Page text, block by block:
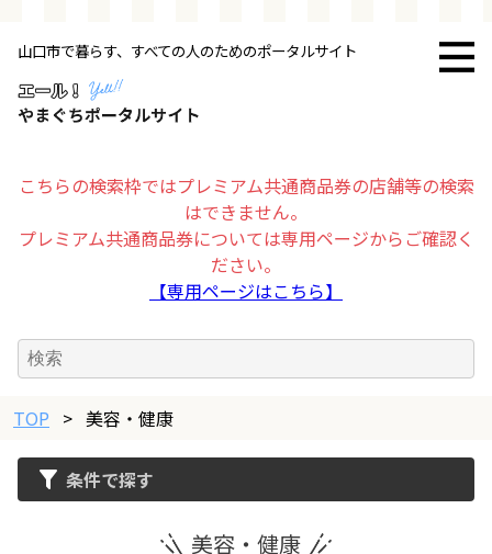
山口市で暮らす、すべての人のためのポータルサイト
こちらの検索枠ではプレミアム共通商品券の店舗等の検索
はできません。
プレミアム共通商品券については専用ページからご確認く
ださい。
【専用ページはこちら】
トップページ
その他
求人情報
お得
TOP > 美容・健康
条件で探す
美容・健康